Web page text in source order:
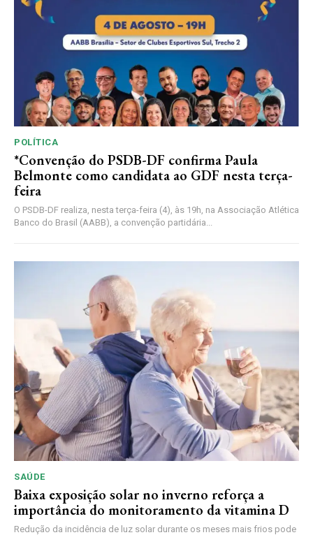
POLÍTICA
*Convenção do PSDB-DF confirma Paula
Belmonte como candidata ao GDF nesta terça-
feira
O PSDB-DF realiza, nesta terça-feira (4), às 19h, na Associação Atlética
Banco do Brasil (AABB), a convenção partidária...
SAÚDE
Baixa exposição solar no inverno reforça a
importância do monitoramento da vitamina D
Redução da incidência de luz solar durante os meses mais frios pode